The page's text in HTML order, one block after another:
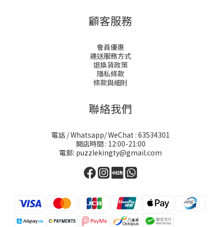
顧客服務
會員優惠
運送服務方式
退換貨政策
隱私條款
條款與細則
聯絡我們
電話 / Whatsapp/ WeChat : 63534301
開店時間 : 12:00-21:00
電郵: puzzlekingty@gmail.com